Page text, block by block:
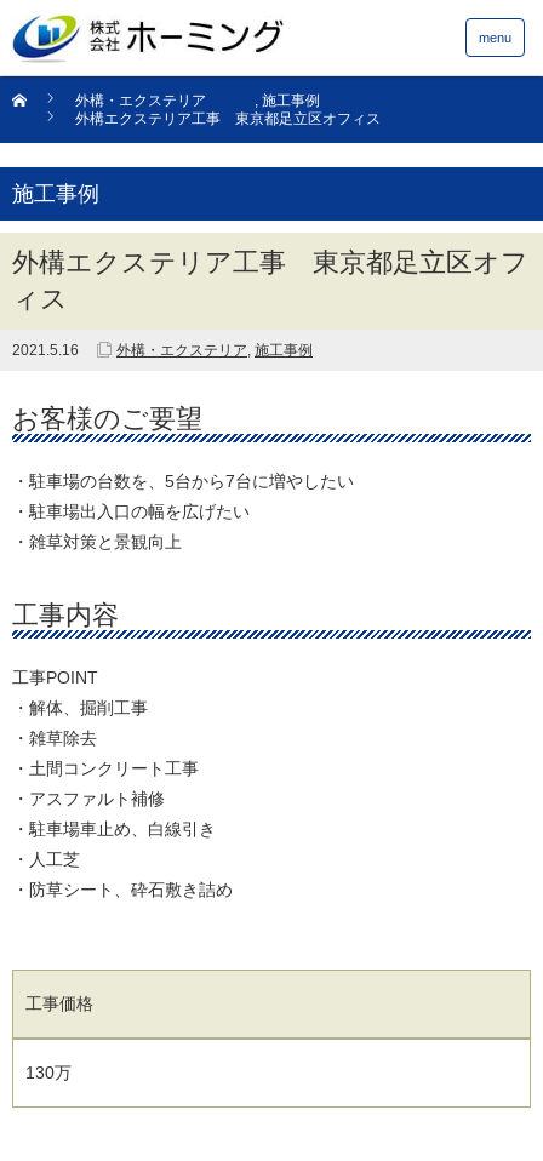
menu
外構・エクステリア , 施工事例
外構エクステリア工事 東京都足立区オフィス
施工事例
外構エクステリア工事 東京都足立区オフ
ィス
2021.5.16 外構・エクステリア, 施工事例
お客様のご要望
・駐車場の台数を、5台から7台に増やしたい
・駐車場出入口の幅を広げたい
・雑草対策と景観向上
工事内容
工事POINT
・解体、掘削工事
・雑草除去
・土間コンクリート工事
・アスファルト補修
・駐車場車止め、白線引き
・人工芝
・防草シート、砕石敷き詰め
工事価格
130万